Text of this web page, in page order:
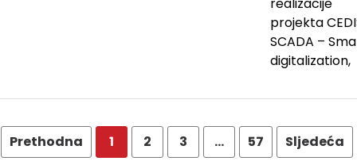
realizacije
projekta
SCADA –
digitalization,
Prethodna 1 2 3 … 57 Sljedeća